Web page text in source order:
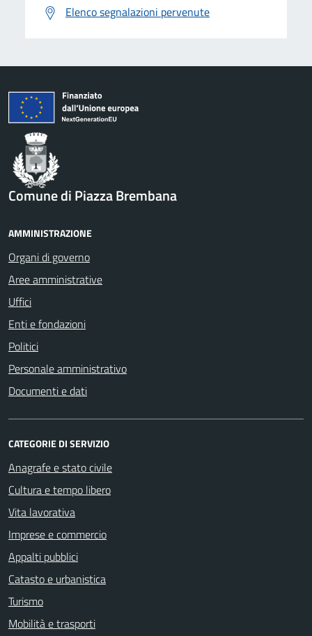
Elenco segnalazioni pervenute
Comune di Piazza Brembana
AMMINISTRAZIONE
Organi di governo
Aree amministrative
Uffici
Enti e fondazioni
Politici
Personale amministrativo
Documenti e dati
CATEGORIE DI SERVIZIO
Anagrafe e stato civile
Cultura e tempo libero
Vita lavorativa
Imprese e commercio
Appalti pubblici
Catasto e urbanistica
Turismo
Mobilità e trasporti